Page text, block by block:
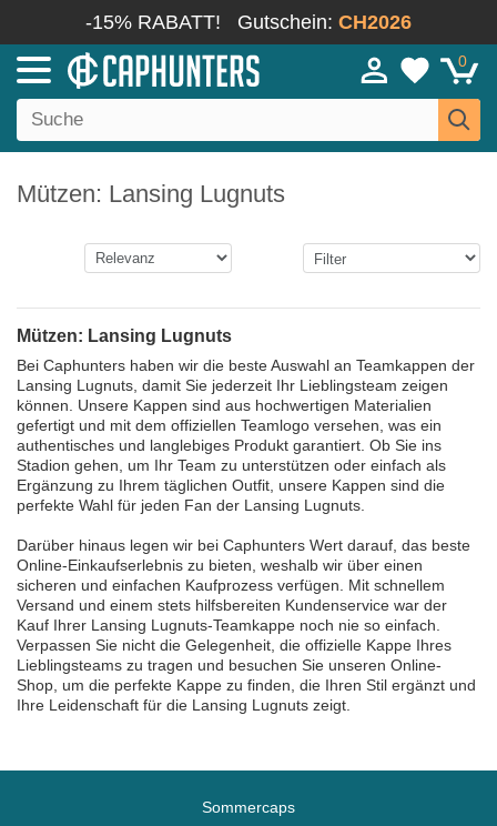
-15% RABATT! Gutschein: CH2026
0
Mützen: Lansing Lugnuts
Mützen: Lansing Lugnuts
Bei Caphunters haben wir die beste Auswahl an Teamkappen der
Lansing Lugnuts, damit Sie jederzeit Ihr Lieblingsteam zeigen
können. Unsere Kappen sind aus hochwertigen Materialien
gefertigt und mit dem offiziellen Teamlogo versehen, was ein
authentisches und langlebiges Produkt garantiert. Ob Sie ins
Stadion gehen, um Ihr Team zu unterstützen oder einfach als
Ergänzung zu Ihrem täglichen Outfit, unsere Kappen sind die
perfekte Wahl für jeden Fan der Lansing Lugnuts.
Darüber hinaus legen wir bei Caphunters Wert darauf, das beste
Online-Einkaufserlebnis zu bieten, weshalb wir über einen
sicheren und einfachen Kaufprozess verfügen. Mit schnellem
Versand und einem stets hilfsbereiten Kundenservice war der
Kauf Ihrer Lansing Lugnuts-Teamkappe noch nie so einfach.
Verpassen Sie nicht die Gelegenheit, die offizielle Kappe Ihres
Lieblingsteams zu tragen und besuchen Sie unseren Online-
Shop, um die perfekte Kappe zu finden, die Ihren Stil ergänzt und
Ihre Leidenschaft für die Lansing Lugnuts zeigt.
Sommercaps